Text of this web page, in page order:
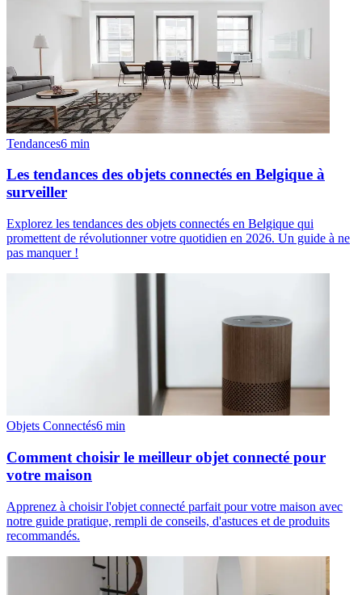
Tendances6 min
Les tendances des objets connectés en Belgique à
surveiller
Explorez les tendances des objets connectés en Belgique qui
promettent de révolutionner votre quotidien en 2026. Un guide à ne
pas manquer !
Objets Connectés6 min
Comment choisir le meilleur objet connecté pour
votre maison
Apprenez à choisir l'objet connecté parfait pour votre maison avec
notre guide pratique, rempli de conseils, d'astuces et de produits
recommandés.